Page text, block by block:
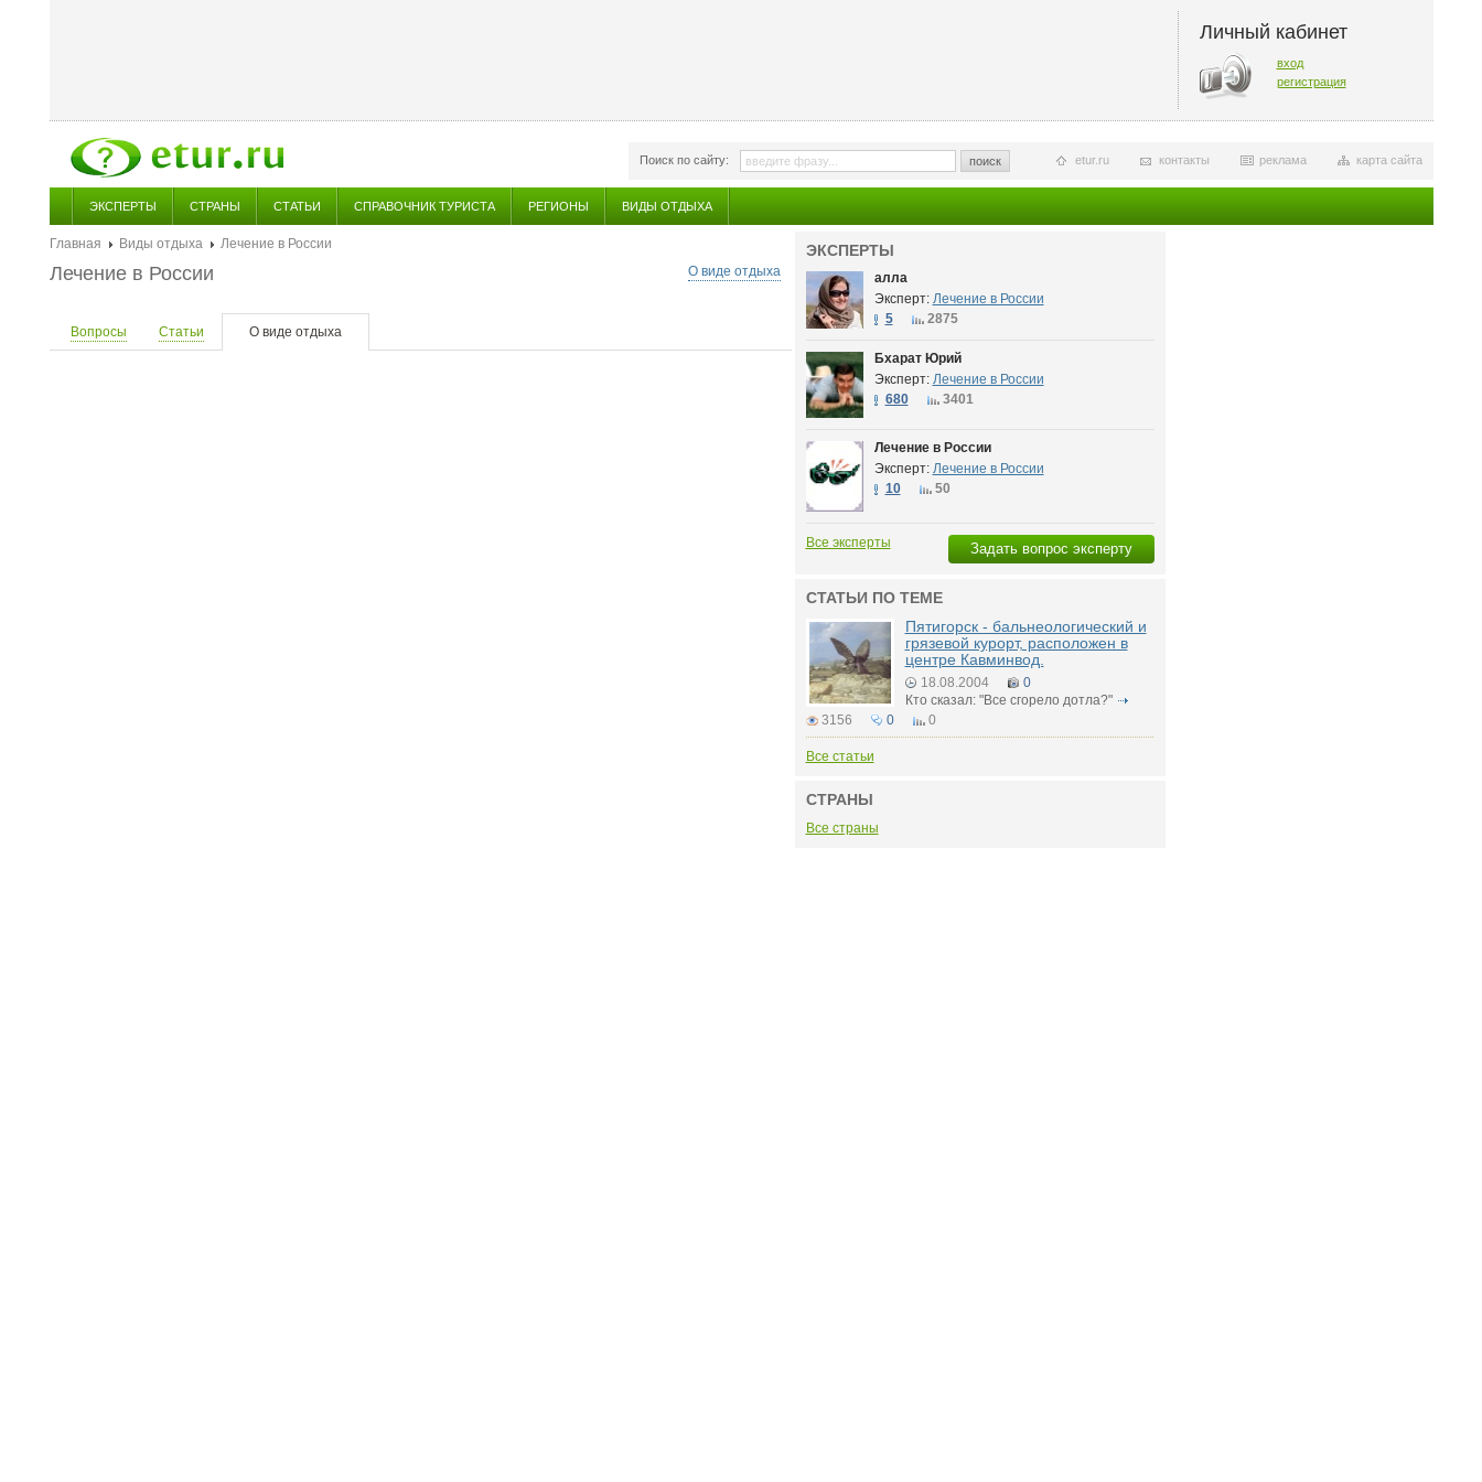
Личный кабинет
вход
регистрация
Поиск по сайту: поиск карта сайта
реклама
контакты
etur.ru
ЭКСПЕРТЫ СТРАНЫ СТАТЬИ СПРАВОЧНИК ТУРИСТА РЕГИОНЫ ВИДЫ ОТДЫХА
Главная Виды отдыха
Лечение в России
О виде отдыха
Лечение в России
Вопросы Статьи О виде отдыха
ЭКСПЕРТЫ
алла
Эксперт: Лечение в России
5
2875
Бхарат Юрий
Эксперт: Лечение в России
680
3401
Лечение в России
Эксперт: Лечение в России
10
50
Задать вопрос эксперту
Все эксперты
СТАТЬИ ПО ТЕМЕ
Пятигорск - бальнеологический и
грязевой курорт, расположен в
центре Кавминвод.
18.08.2004
0
Кто сказал: "Все сгорело дотла?"
3156
0 0
Все статьи
СТРАНЫ
Все страны